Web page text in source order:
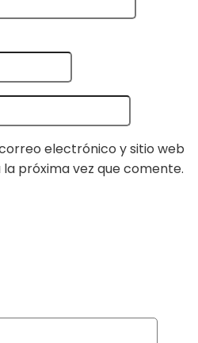
electrónico y sitio web
próxima vez que comente.